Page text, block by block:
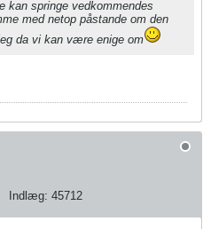
kan springe vedkommendes
med netop påstande om den
da vi kan være enige om
Indlæg: 45712